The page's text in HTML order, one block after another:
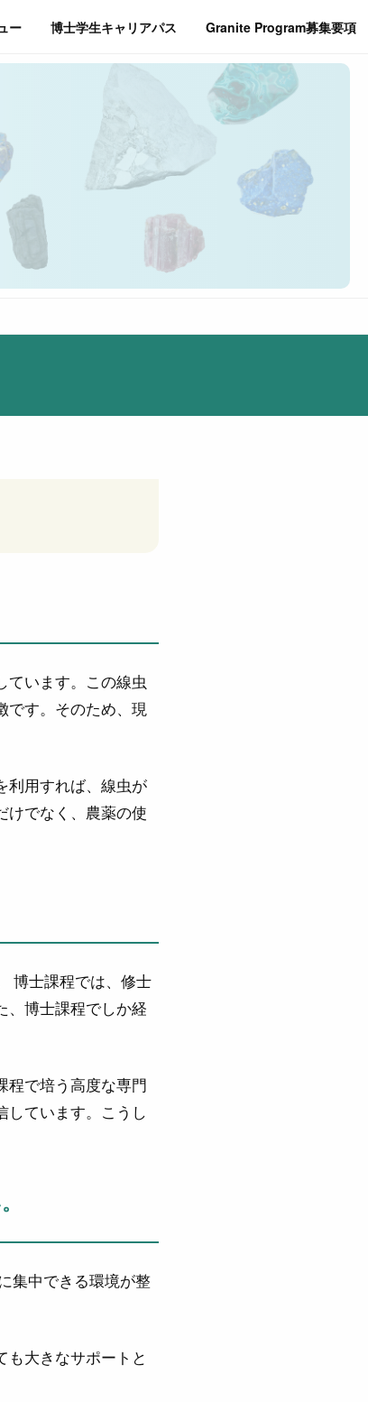
ー 博士学生キャリアパス Granite Program募集要項
ています。この線虫
です。そのため、現
利用すれば、線虫が
けでなく、農薬の使
博士課程では、修士
、博士課程でしか経
程で培う高度な専門
しています。こうし
集中できる環境が整
も大きなサポートと